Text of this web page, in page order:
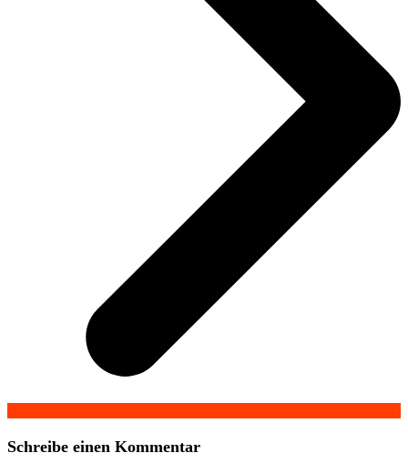
Schreibe einen Kommentar